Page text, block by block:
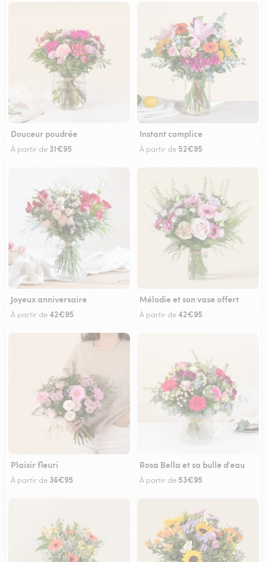
Douceur poudrée
À partir de 31€95
Instant complice
À partir de 52€95
Joyeux anniversaire
À partir de42€95
Mélodie et son vase offert
À partir de42€95
Plaisir fleuri
À partir de 36€95
Rosa Bella et sa bulle d'eau
À partir de 53€95